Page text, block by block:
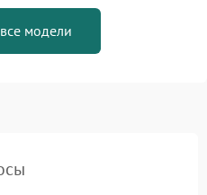
модели